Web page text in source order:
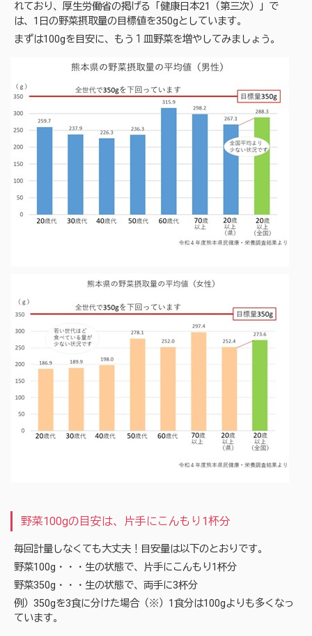
れており、厚生労働省の掲げる「健康日本21（第三次）」で
は、1日の野菜摂取量の目標値を350gとしています。
まずは100gを目安に、もう１皿野菜を増やしてみましょう。
野菜100gの目安は、片手にこんもり1杯分
毎回計量しなくても大丈夫！目安量は以下のとおりです。
野菜100g・・・生の状態で、片手にこんもり1杯分
野菜350g・・・生の状態で、両手に3杯分
例）350gを3食に分けた場合（※）1食分は100gよりも多くなっ
ています。